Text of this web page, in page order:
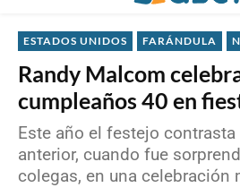
ESTADOS UNIDOS FARÁNDULA
Randy Malcom
cumpleaños 40 en
Este año el festejo
anterior, cuando fue
colegas, en una celebración